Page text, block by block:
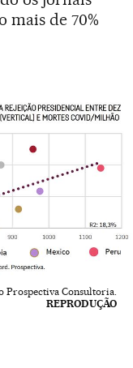
mais de 70%
Consultoria.
REPRODUÇÃO